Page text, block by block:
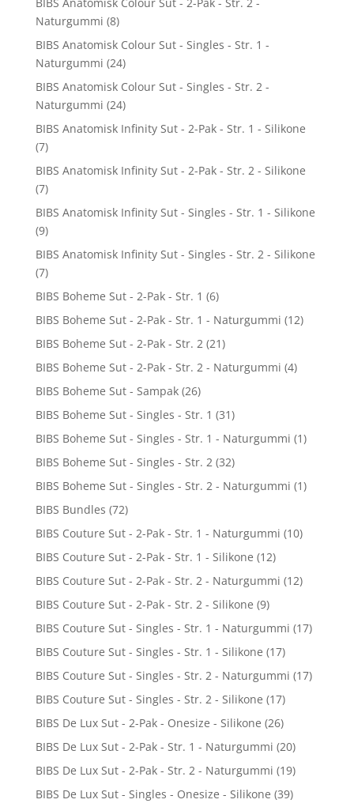
Naturgummi (8)
BIBS Anatomisk Colour Sut - Singles - Str. 1 -
Naturgummi (24)
BIBS Anatomisk Colour Sut - Singles - Str. 2 -
Naturgummi (24)
BIBS Anatomisk Infinity Sut - 2-Pak - Str. 1 - Silikone
(7)
BIBS Anatomisk Infinity Sut - 2-Pak - Str. 2 - Silikone
(7)
BIBS Anatomisk Infinity Sut - Singles - Str. 1 - Silikone
(9)
BIBS Anatomisk Infinity Sut - Singles - Str. 2 - Silikone
(7)
BIBS Boheme Sut - 2-Pak - Str. 1 (6)
BIBS Boheme Sut - 2-Pak - Str. 1 - Naturgummi (12)
BIBS Boheme Sut - 2-Pak - Str. 2 (21)
BIBS Boheme Sut - 2-Pak - Str. 2 - Naturgummi (4)
BIBS Boheme Sut - Sampak (26)
BIBS Boheme Sut - Singles - Str. 1 (31)
BIBS Boheme Sut - Singles - Str. 1 - Naturgummi (1)
BIBS Boheme Sut - Singles - Str. 2 (32)
BIBS Boheme Sut - Singles - Str. 2 - Naturgummi (1)
BIBS Bundles (72)
BIBS Couture Sut - 2-Pak - Str. 1 - Naturgummi (10)
BIBS Couture Sut - 2-Pak - Str. 1 - Silikone (12)
BIBS Couture Sut - 2-Pak - Str. 2 - Naturgummi (12)
BIBS Couture Sut - 2-Pak - Str. 2 - Silikone (9)
BIBS Couture Sut - Singles - Str. 1 - Naturgummi (17)
BIBS Couture Sut - Singles - Str. 1 - Silikone (17)
BIBS Couture Sut - Singles - Str. 2 - Naturgummi (17)
BIBS Couture Sut - Singles - Str. 2 - Silikone (17)
BIBS De Lux Sut - 2-Pak - Onesize - Silikone (26)
BIBS De Lux Sut - 2-Pak - Str. 1 - Naturgummi (20)
BIBS De Lux Sut - 2-Pak - Str. 2 - Naturgummi (19)
BIBS De Lux Sut - Singles - Onesize - Silikone (39)